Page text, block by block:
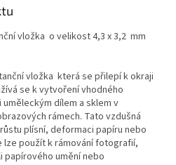
vložka o velikost 4,3 x 3,2 mm
vložka která se přilepí k okraji
se k vytvoření vhodného
dílem a sklem v
rámech. Tato vzdušná
plísní, deformaci papíru nebo
lze použít k rámování fotografií,
papírového umění nebo